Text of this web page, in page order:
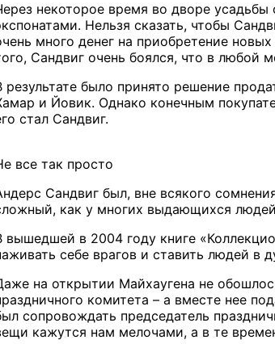
некоторое время во дворе
Нельзя сказать, чтобы
много денег на приобретение
Сандвиг очень боялся, что в любой
результате было принято решение
и Йовик. Однако конечным
стал Сандвиг.
все так просто
Сандвиг был, вне всякого
как у многих выдающихся
вышедшей в 2004 году книге
себе врагов и ставить людей в
на открытии Майхаугена не
комитета – а вместе нее
сопровождать председатель
кажутся нам мелочами, а в те